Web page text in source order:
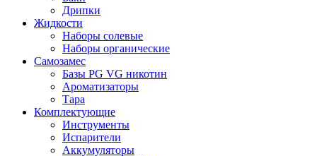
Дрипки
Жидкости
Наборы солевые
Наборы органические
Самозамес
Базы PG VG никотин
Ароматизаторы
Тара
Комплектующие
Инструменты
Испарители
Аккумуляторы